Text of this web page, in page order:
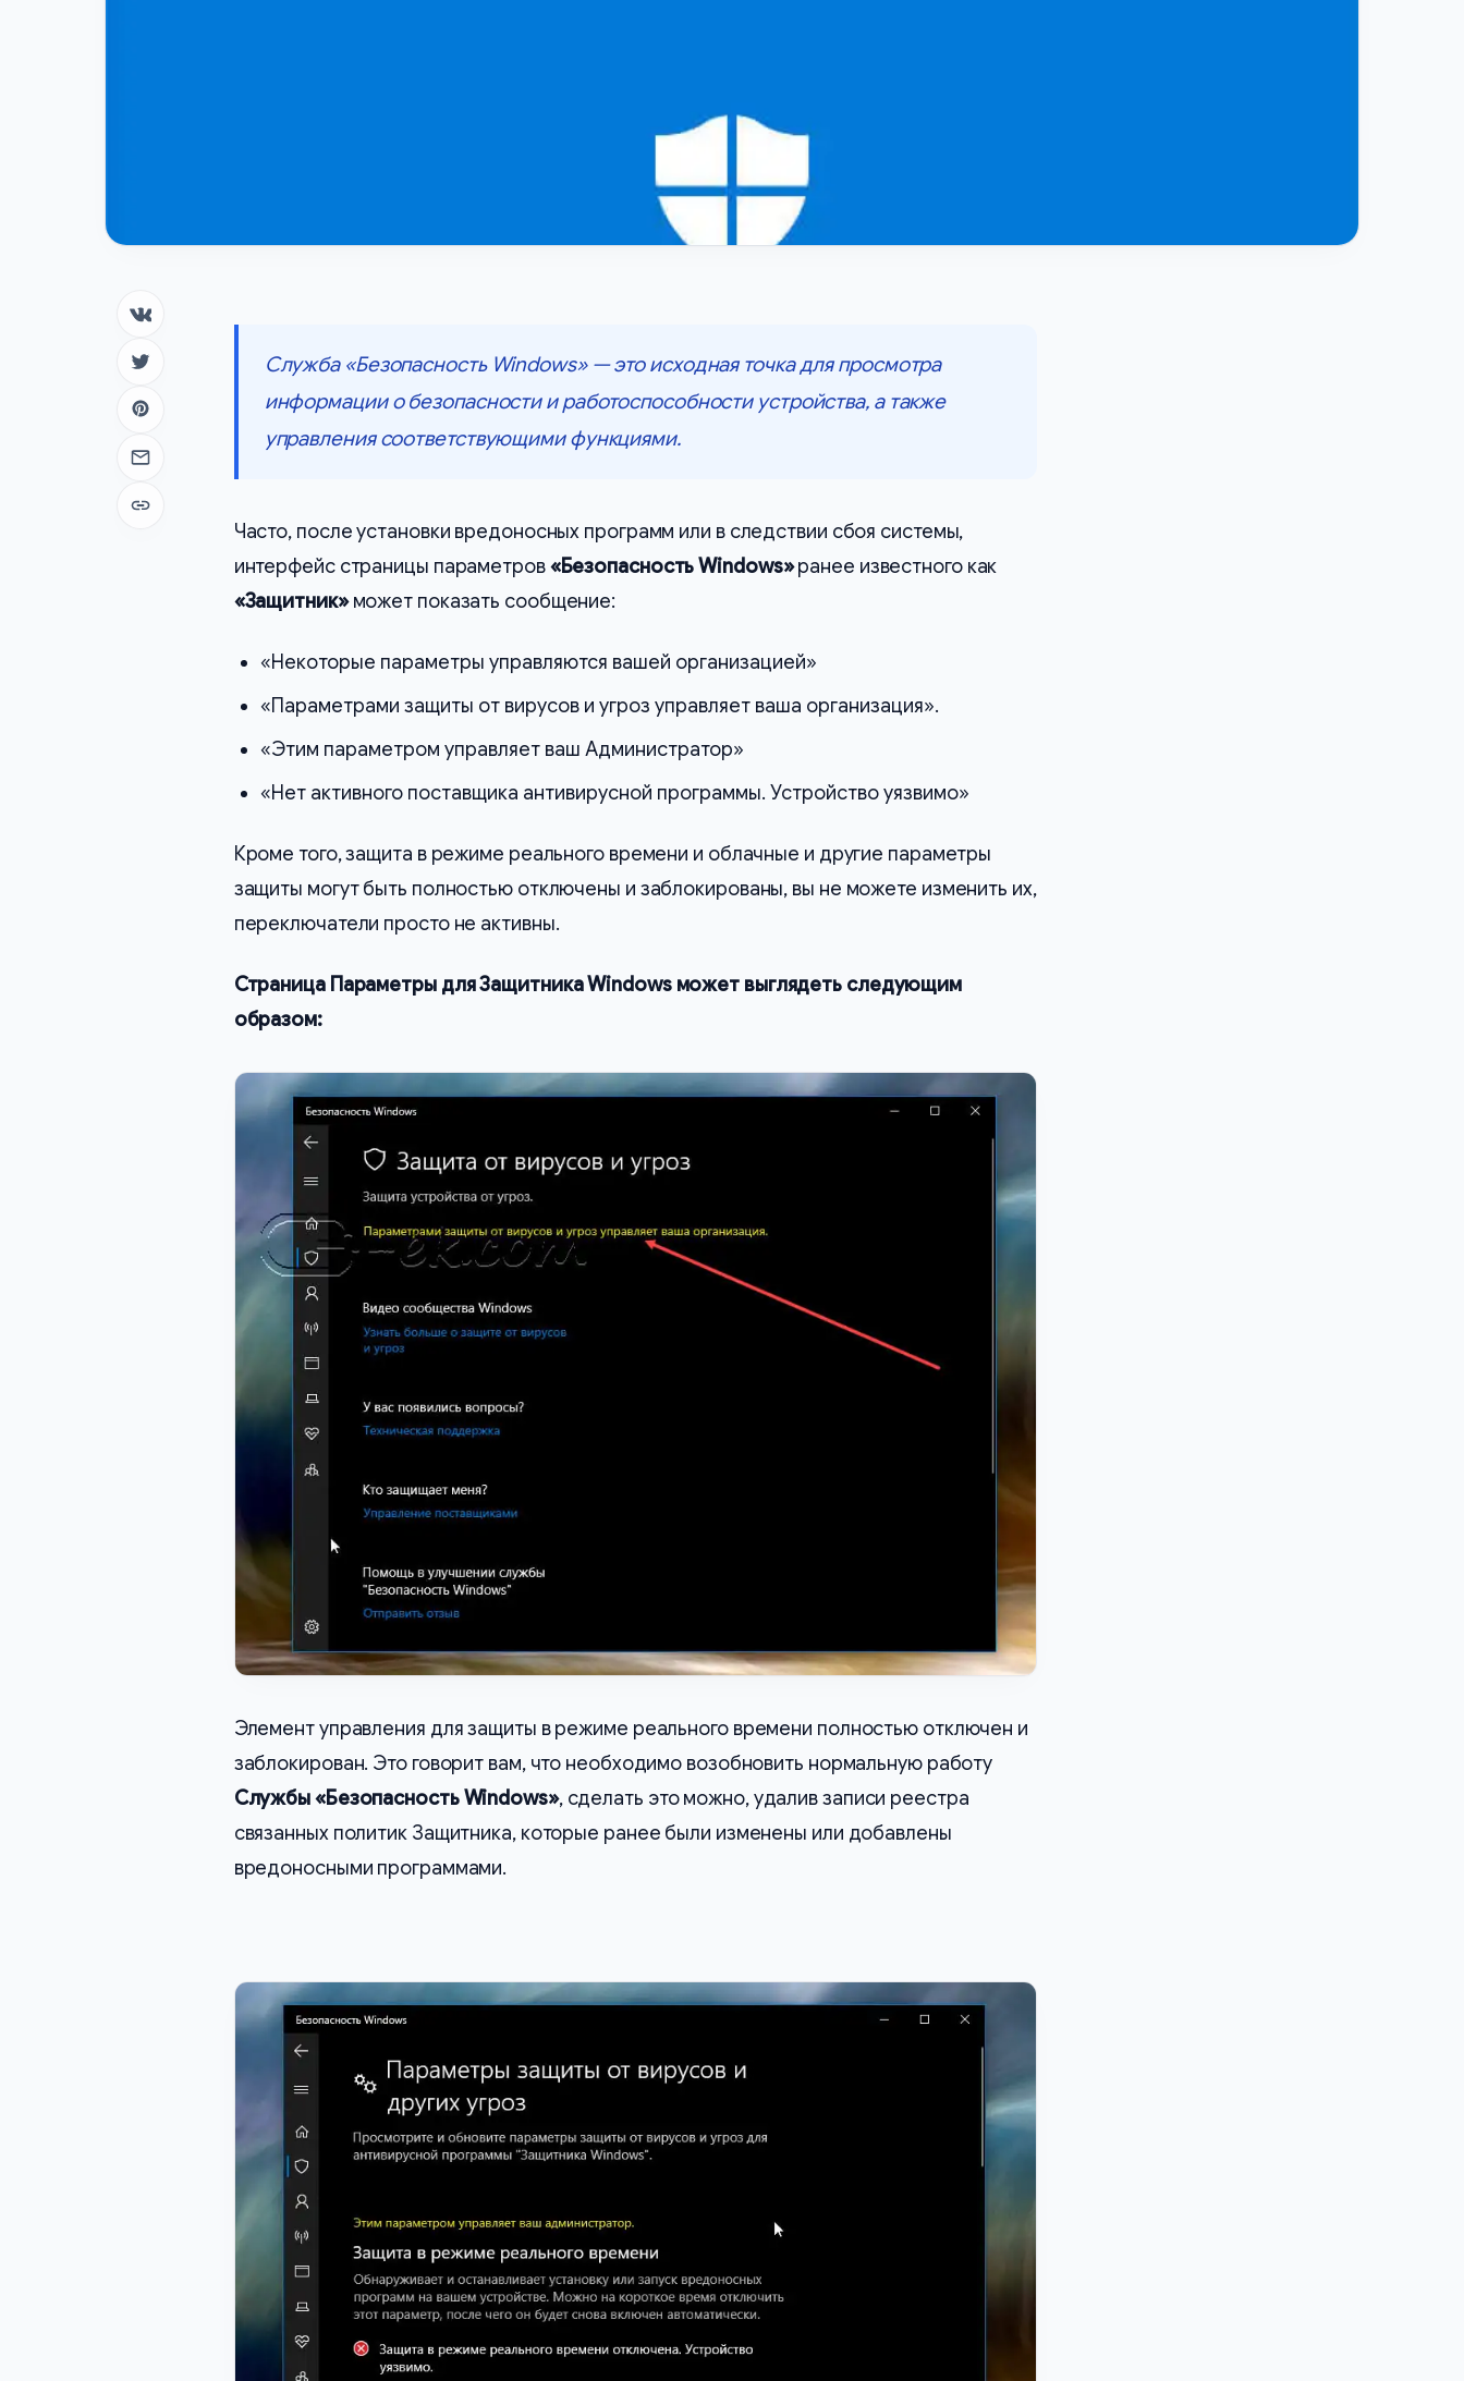
Поделиться в ВК
Поделиться в Twitter
Поделиться в Pinterest
Отправить на почту
Копировать ссылку
Служба «Безопасность Windows» — это исходная точка для просмотра
информации о безопасности и работоспособности устройства, а также
управления соответствующими функциями.
Часто, после установки вредоносных программ или в следствии сбоя системы,
интерфейс страницы параметров«Безопасность Windows»ранее известного как
«Защитник»может показать сообщение:
«Некоторые параметры управляются вашей организацией»
«Параметрами защиты от вирусов и угроз управляет ваша организация».
«Этим параметром управляет ваш Администратор»
«Нет активного поставщика антивирусной программы. Устройство уязвимо»
Кроме того, защита в режиме реального времени и облачные и другие параметры
защиты могут быть полностью отключены и заблокированы, вы не можете изменить их,
переключатели просто не активны.
Страница Параметры для Защитника Windows может выглядеть следующим
образом:
Элемент управления для защиты в режиме реального времени полностью отключен и
заблокирован. Это говорит вам, что необходимо возобновить нормальную работу
Службы «Безопасность Windows», сделать это можно, удалив записи реестра
связанных политик Защитника, которые ранее были изменены или добавлены
вредоносными программами.